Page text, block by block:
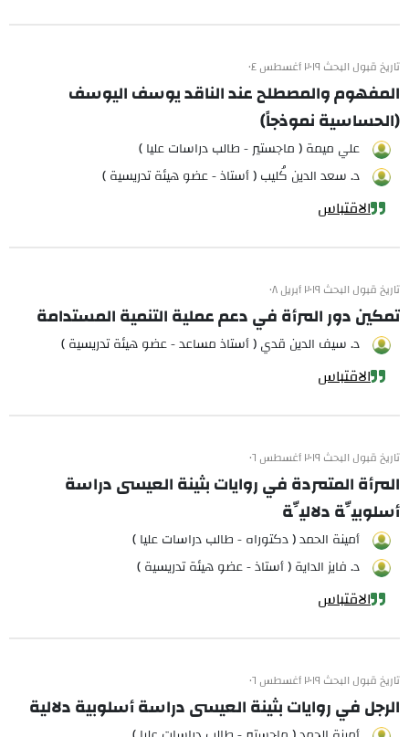
تاريخ قبول البحث ٢٠١٩ أغسطس ٠٤
المفهوم والمصطلح عند الناقد يوسف اليوسف
(الحساسية نموذجاً)
علي ميمة ( ماجستير - طالب دراسات عليا )
د. سعد الدين كُليب ( أستاذ - عضو هيئة تدريسية )
الاقتباس
تاريخ قبول البحث ٢٠١٩ أبريل ٠٨
تمكين دور المرأة في دعم عملية التنمية المستدامة
د. سيف الدين قدي ( أستاذ مساعد - عضو هيئة تدريسية )
الاقتباس
تاريخ قبول البحث ٢٠١٩ أغسطس ٠٦
المرأة المتمردة في روايات بثينة العيسى دراسة
أسلوبيِّة دلاليِّة
أمينة الحمد ( دكتوراه - طالب دراسات عليا )
د. فايز الداية ( أستاذ - عضو هيئة تدريسية )
الاقتباس
تاريخ قبول البحث ٢٠١٩ أغسطس ٠٦
الرجل في روايات بثينة العيسى دراسة أسلوبية دلالية